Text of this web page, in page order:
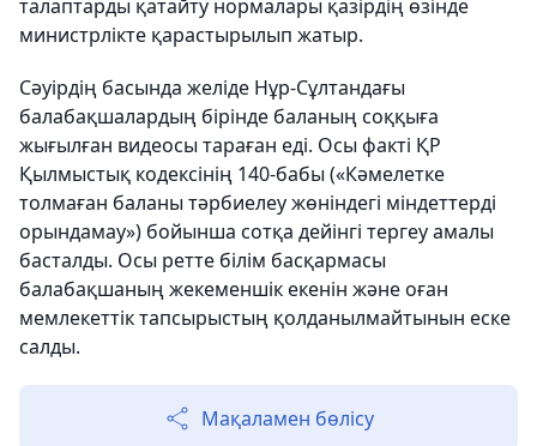
талаптарды қатайту нормалары қазірдің өзінде
министрлікте қарастырылып жатыр.
Сәуірдің басында желіде Нұр-Сұлтандағы
балабақшалардың бірінде баланың соққыға
жығылған видеосы тараған еді. Осы факті ҚР
Қылмыстық кодексiнің 140-бабы («Кәмелетке
толмаған баланы тәрбиелеу жөніндегі міндеттерді
орындамау») бойынша сотқа дейінгі тергеу амалы
басталды. Осы ретте білім басқармасы
балабақшаның жекеменшік екенін және оған
мемлекеттік тапсырыстың қолданылмайтынын еске
салды.
Мақаламен бөлісу